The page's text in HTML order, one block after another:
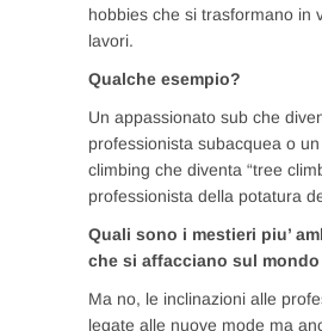
hobbies che si trasformano in
lavori.
Qualche esempio?
Un appassionato sub che
professionista subacquea o
climbing che diventa “tree
professionista della potatura
Quali sono i mestieri piu’
che si affacciano sul
Ma no, le inclinazioni alle
legate alle nuove mode ma